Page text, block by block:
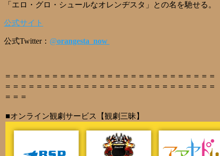
「エロ・グロ・シュールなオレンヂスタ」との名を馳せる。
公式サイト
公式Twitter： @orangesta_now
＝＝＝＝＝＝＝＝＝＝＝＝＝＝＝＝＝＝＝＝＝＝＝＝＝＝＝
＝＝＝＝＝＝＝＝＝＝＝＝＝＝＝＝＝＝＝＝＝＝＝＝＝＝＝
＝＝＝
■オンライン観劇サービス【観劇三昧】